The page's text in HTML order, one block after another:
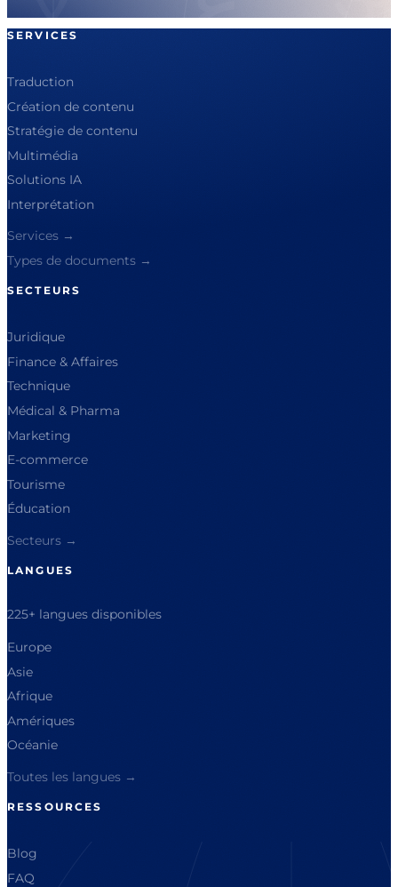
SERVICES
Traduction
Création de contenu
Stratégie de contenu
Multimédia
Solutions IA
Interprétation
Services →
Types de documents →
SECTEURS
Juridique
Finance & Affaires
Technique
Médical & Pharma
Marketing
E-commerce
Tourisme
Éducation
Secteurs →
LANGUES
225+ langues disponibles
Europe
Asie
Afrique
Amériques
Océanie
Toutes les langues →
RESSOURCES
Blog
FAQ